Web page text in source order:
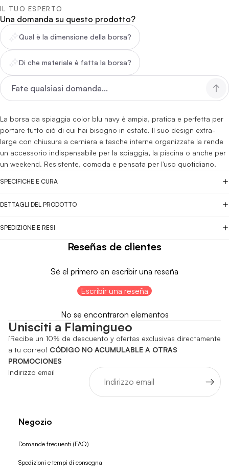
IL TUO ESPERTO
Una domanda su questo prodotto?
Qual è la dimensione della borsa?
Di che materiale è fatta la borsa?
La borsa da spiaggia color blu navy è ampia, pratica e perfetta per
portare tutto ciò di cui hai bisogno in estate. Il suo design extra-
large con chiusura a cerniera e tasche interne organizzate la rende
un accessorio indispensabile per la spiaggia, la piscina o anche per
un weekend. Resistente, comoda e pensata per l'uso quotidiano.
SPECIFICHE E CURA
DETTAGLI DEL PRODOTTO
SPEDIZIONE E RESI
Reseñas de clientes
Sé el primero en escribir una reseña
Escribir una reseña
No se encontraron elementos
Unisciti a Flamingueo
¡Recibe un 10% de descuento y ofertas exclusivas directamente
a tu correo! CÓDIGO NO ACUMULABLE A OTRAS
PROMOCIONES
Indirizzo email
Negozio
Domande frequenti (FAQ)
Spedizioni e tempi di consegna